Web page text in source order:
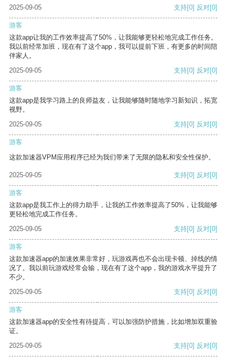
2025-09-05
支持[0] 反对[0]
游客
这款app让我的工作效率提高了50%，让我能够更轻松地完成工作任务。
我以前经常加班，现在有了这个app，我可以提前下班，有更多的时间陪
伴家人。
2025-09-05
支持[0] 反对[0]
游客
这款app是我学习路上的良师益友，让我能够随时随地学习新知识，拓宽
视野。
2025-09-05
支持[0] 反对[0]
游客
这款加速器VPM应用程序已经为我们带来了无限的隐私和安全性保护。
2025-09-05 支持[0] 反对[0]
游客
这款app是我工作上的得力助手，让我的工作效率提高了50%，让我能够
更轻松地完成工作任务。
2025-09-05
支持[0] 反对[0]
游客
这款加速器app的加速效果非常好，玩游戏再也不会出现卡顿、掉线的情
况了。我以前玩游戏经常会输，现在有了这个app，我的游戏水平提升了
不少。
2025-09-05
支持[0] 反对[0]
游客
这款加速器app的安全性有待提高，可以加强防护措施，比如增加双重验
证。
2025-09-05
支持[0] 反对[0]